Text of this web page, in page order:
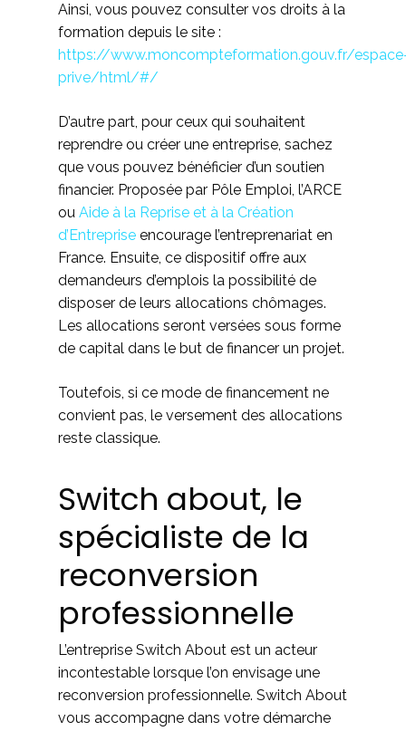
Ainsi, vous pouvez consulter vos droits à la
formation depuis le site :
https://www.moncompteformation.gouv.fr/
prive/html/#/
D’autre part, pour ceux qui souhaitent
reprendre ou créer une entreprise, sachez
que vous pouvez bénéficier d’un soutien
financier. Proposée par Pôle Emploi, l’ARCE
ou Aide à la Reprise et à la Création
d’Entreprise encourage l’entreprenariat en
France. Ensuite, ce dispositif offre aux
demandeurs d’emplois la possibilité de
disposer de leurs allocations chômages.
Les allocations seront versées sous forme
de capital dans le but de financer un projet.
Toutefois, si ce mode de financement ne
convient pas, le versement des allocations
reste classique.
Switch about, le
spécialiste de la
reconversion
professionnelle
L’entreprise Switch About est un acteur
incontestable lorsque l’on envisage une
reconversion professionnelle. Switch About
vous accompagne dans votre démarche